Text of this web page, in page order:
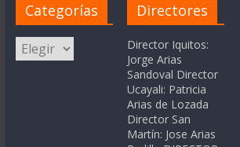
Categorías
Categorías
Directores
Director Iquitos:
Jorge Arias
Sandoval Director
Ucayali: Patricia
Arias de Lozada
Director San
Martín: Jose Arias